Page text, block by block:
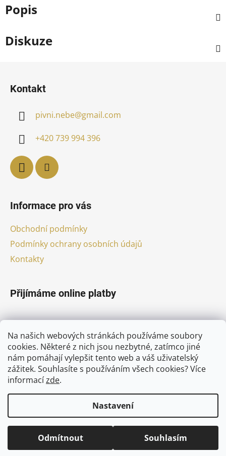
Na našich webových stránkách používáme soubory
cookies. Některé z nich jsou nezbytné, zatímco jiné
nám pomáhají vylepšit tento web a váš uživatelský
zážitek. Souhlasíte s používáním všech cookies?Více
informacízde.
Nastavení
Odmítnout Souhlasím
Popis
Diskuze
Kontakt
pivni.nebe@gmail.com
+420 739 994 396
Informace pro vás
Obchodní podmínky
Podmínky ochrany osobních údajů
Kontakty
Přijímáme online platby
Facebook
Vytvořil Shoptet
Copyright 2026
. Všechna práva
vyhrazena.Upravit nastavení cookies